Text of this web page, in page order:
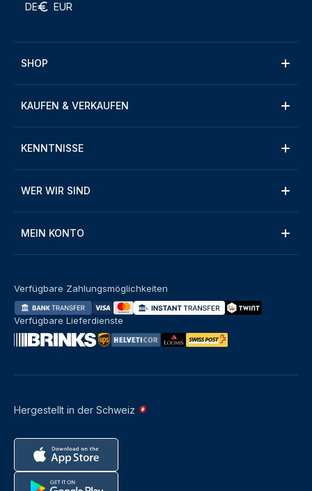
DE EUR
SHOP
KAUFEN & VERKAUFEN
KENNTNISSE
WER WIR SIND
MEIN KONTO
Hergestellt in der Schweiz
Verfügbare Zahlungsmöglichkeiten
Verfügbare Lieferdienste